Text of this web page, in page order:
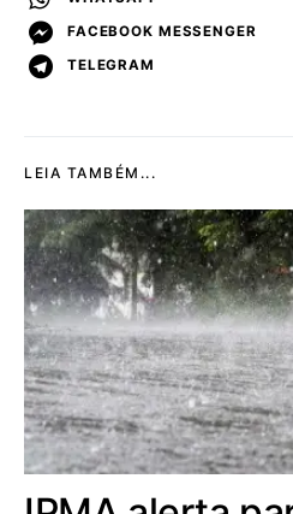
FACEBOOK MESSENGER
TELEGRAM
LEIA TAMBÉM...